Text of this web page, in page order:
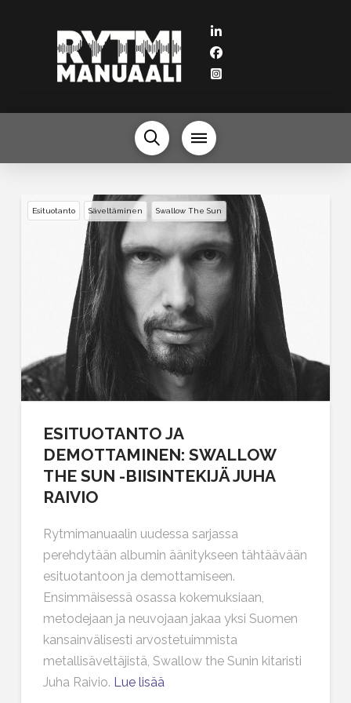
ESITUOTANTO JA
DEMOTTAMINEN: SWALLOW
THE SUN -BIISINTEKIJÄ JUHA
RAIVIO
Rytmimanuaalin uudessa sarjassa
perehdytään albumin äänitykseen tähtäävään
esituotantoon ja demottamiseen.
Ensimmäisessä osassa kokemuksiaan,
metodejaan ja neuvojaan jakaa yksi Suomen
kansainvälisesti arvostetuimmista
metallisäveltäjistä, Swallow the Sunin kitaristi
Juha Raivio. Lue lisää
Esituotanto Säveltäminen Swallow The Sun